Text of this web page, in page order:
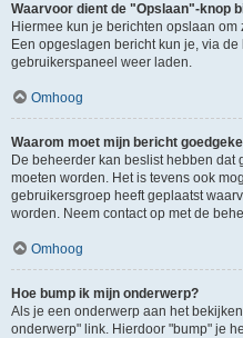
Waarvoor dient de "Opslaan"-knop
Hiermee kun je berichten opslaan
Een opgeslagen bericht kun je, via
gebruikerspaneel weer laden.
Omhoog
Waarom moet mijn bericht
De beheerder kan beslist hebben dat
moeten worden. Het is tevens ook
gebruikersgroep heeft geplaatst
worden. Neem contact op met de
Omhoog
Hoe bump ik mijn onderwerp?
Als je een onderwerp aan het
onderwerp" link. Hierdoor "bump" je